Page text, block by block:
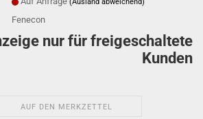
Fenecon
nur für freigeschaltete
Kunden
AUF DEN MERKZETTEL